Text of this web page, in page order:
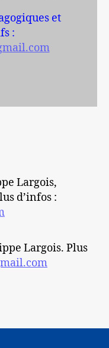
et
:
Largois,
d’infos :
Largois. Plus